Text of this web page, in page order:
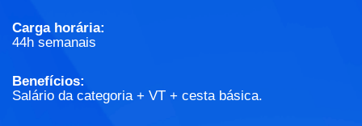
Carga horária:
44h semanais
Benefícios:
Salário da categoria + VT + cesta básica.